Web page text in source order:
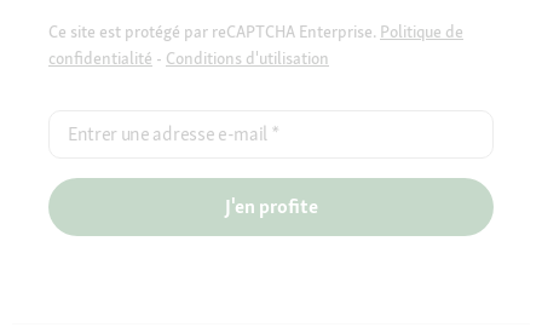
Ce site est protégé par reCAPTCHA Enterprise. Politique de
confidentialité - Conditions d'utilisation
Entrer une adresse e-mail *
J'en profite